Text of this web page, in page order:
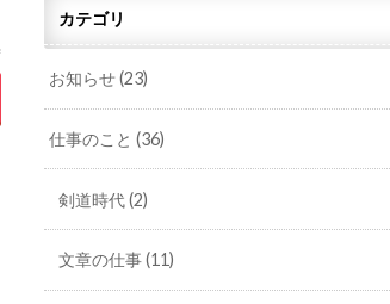
カテゴリ
お知らせ(23)
仕事のこと(36)
剣道時代(2)
文章の仕事(11)